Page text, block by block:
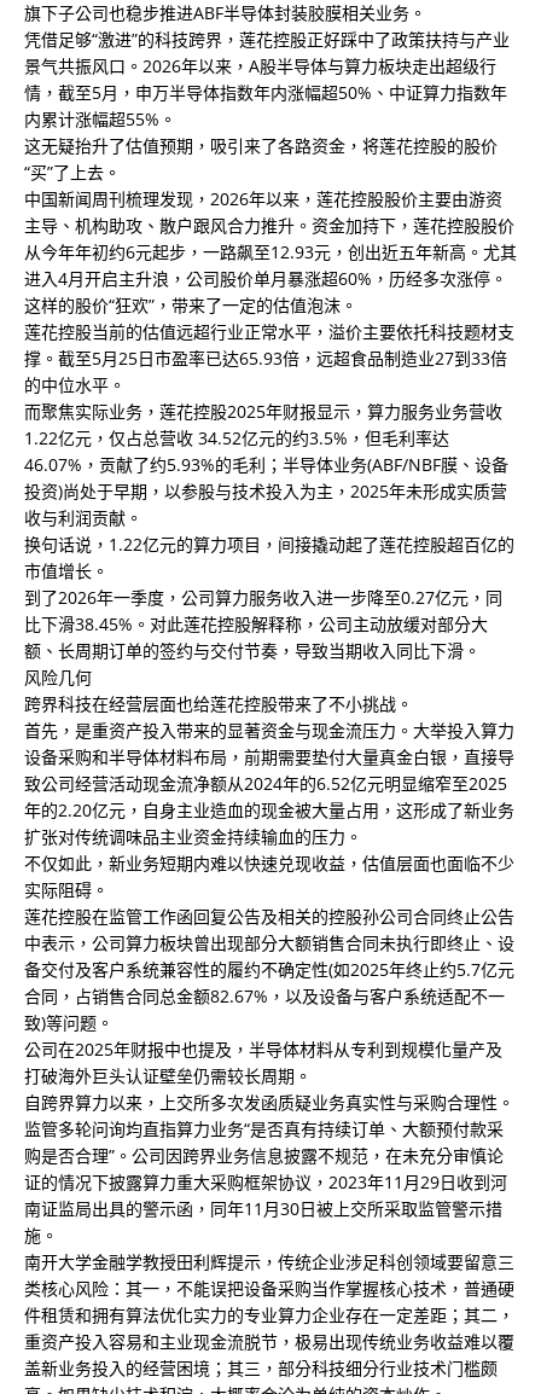
旗下子公司也稳步推进ABF半导体封装胶膜相关业务。
凭借足够“激进”的科技跨界，莲花控股正好踩中了政策扶持与产业
景气共振风口。2026年以来，A股半导体与算力板块走出超级行
情，截至5月，申万半导体指数年内涨幅超50%、中证算力指数年
内累计涨幅超55%。
这无疑抬升了估值预期，吸引来了各路资金，将莲花控股的股价
“买”了上去。
中国新闻周刊梳理发现，2026年以来，莲花控股股价主要由游资
主导、机构助攻、散户跟风合力推升。资金加持下，莲花控股股价
从今年年初约6元起步，一路飙至12.93元，创出近五年新高。尤其
进入4月开启主升浪，公司股价单月暴涨超60%，历经多次涨停。
这样的股价“狂欢”，带来了一定的估值泡沫。
莲花控股当前的估值远超行业正常水平，溢价主要依托科技题材支
撑。截至5月25日市盈率已达65.93倍，远超食品制造业27到33倍
的中位水平。
而聚焦实际业务，莲花控股2025年财报显示，算力服务业务营收
1.22亿元，仅占总营收 34.52亿元的约3.5%，但毛利率达
46.07%，贡献了约5.93%的毛利；半导体业务(ABF/NBF膜、设备
投资)尚处于早期，以参股与技术投入为主，2025年未形成实质营
收与利润贡献。
换句话说，1.22亿元的算力项目，间接撬动起了莲花控股超百亿的
市值增长。
到了2026年一季度，公司算力服务收入进一步降至0.27亿元，同
比下滑38.45%。对此莲花控股解释称，公司主动放缓对部分大
额、长周期订单的签约与交付节奏，导致当期收入同比下滑。
风险几何
跨界科技在经营层面也给莲花控股带来了不小挑战。
首先，是重资产投入带来的显著资金与现金流压力。大举投入算力
设备采购和半导体材料布局，前期需要垫付大量真金白银，直接导
致公司经营活动现金流净额从2024年的6.52亿元明显缩窄至2025
年的2.20亿元，自身主业造血的现金被大量占用，这形成了新业务
扩张对传统调味品主业资金持续输血的压力。
不仅如此，新业务短期内难以快速兑现收益，估值层面也面临不少
实际阻碍。
莲花控股在监管工作函回复公告及相关的控股孙公司合同终止公告
中表示，公司算力板块曾出现部分大额销售合同未执行即终止、设
备交付及客户系统兼容性的履约不确定性(如2025年终止约5.7亿元
合同，占销售合同总金额82.67%，以及设备与客户系统适配不一
致)等问题。
公司在2025年财报中也提及，半导体材料从专利到规模化量产及
打破海外巨头认证壁垒仍需较长周期。
自跨界算力以来，上交所多次发函质疑业务真实性与采购合理性。
监管多轮问询均直指算力业务“是否真有持续订单、大额预付款采
购是否合理”。公司因跨界业务信息披露不规范，在未充分审慎论
证的情况下披露算力重大采购框架协议，2023年11月29日收到河
南证监局出具的警示函，同年11月30日被上交所采取监管警示措
施。
南开大学金融学教授田利辉提示，传统企业涉足科创领域要留意三
类核心风险：其一，不能误把设备采购当作掌握核心技术，普通硬
件租赁和拥有算法优化实力的专业算力企业存在一定差距；其二，
重资产投入容易和主业现金流脱节，极易出现传统业务收益难以覆
盖新业务投入的经营困境；其三，部分科技细分行业技术门槛颇